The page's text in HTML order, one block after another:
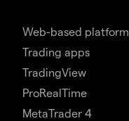
Web-based platform
Trading apps
TradingView
ProRealTime
MetaTrader 4